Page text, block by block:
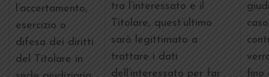
l’accertamento,
esercizio o
difesa dei diritti
del Titolare in
tra l’interessato e il
Titolare, quest’ultimo
sarò legittimato a
trattare i dati
dell’interessato per far
fino